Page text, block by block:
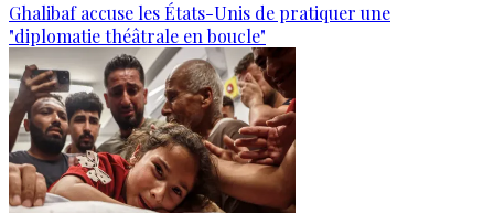
Ghalibaf accuse les États-Unis de pratiquer une
"diplomatie théâtrale en boucle"